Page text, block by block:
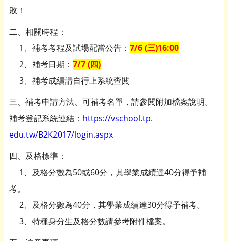
敗！
二、相關時程：
1、補考考程及試場配當公告： 7/6 (三)16:00
2、補考日期： 7/7 (四)
3、補考成績請自行上系統查閱
三、補考申請方法、可補考名單，請參閱附加檔案說明。
補考登記系統連結： https://vschool.tp.
edu.tw/B2K2017/login.aspx
四、及格標準：
1、及格分數為50或60分，其學業成績達40分得予補
考。
2、及格分數為40分，其學業成績達30分得予補考。
3、特種身分生及格分數請參考附件檔案。